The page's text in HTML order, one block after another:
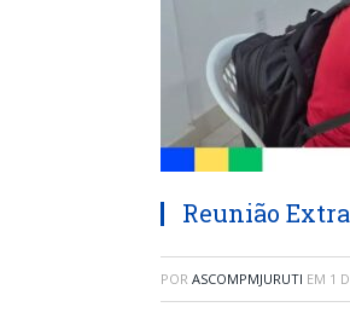
Reunião
POR ASCOMPMJURUTI EM 1